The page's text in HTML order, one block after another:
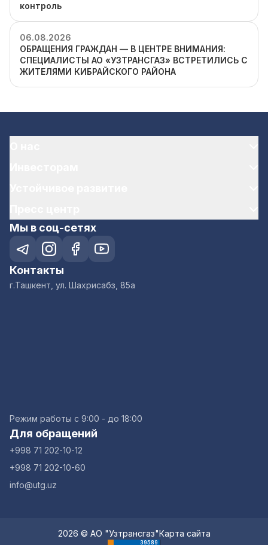
контроль
06.08.2026
ОБРАЩЕНИЯ ГРАЖДАН — В ЦЕНТРЕ ВНИМАНИЯ:
СПЕЦИАЛИСТЫ АО «УЗТРАНСГАЗ» ВСТРЕТИЛИСЬ С
ЖИТЕЛЯМИ КИБРАЙСКОГО РАЙОНА
Мы в соц-сетях
Контакты
г.Ташкент, ул. Шахрисабз, 85а
Режим работы с 9:00 - до 18:00
Для обращений
+998 71 202-10-12
+998 71 202-10-60
info@utg.uz
2026 © АО "Узтрансгаз"Карта сайта